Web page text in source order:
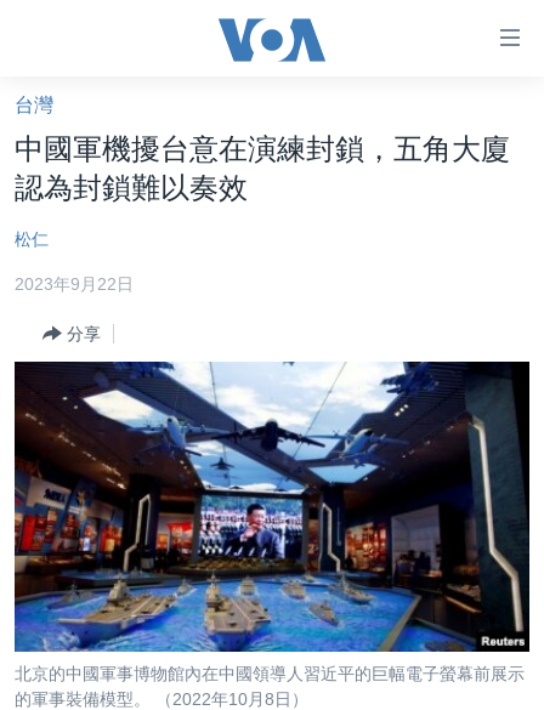
礙
鏈
接
跳
轉
內
到
航
跳
轉
到
索
美國大選2024
海外港人
新聞自由
揭謊頻道
美國
中國
國際
經貿
視頻
每日視頻新聞
音頻
台灣
中國軍機擾台意在演練封鎖，五角大廈
認為封鎖難以奏效
松仁
2023年9月22日
分享
北京的中國軍事博物館內在中國領導人習近平的巨幅電子螢幕前展示
的軍事裝備模型。 （2022年10月8日）